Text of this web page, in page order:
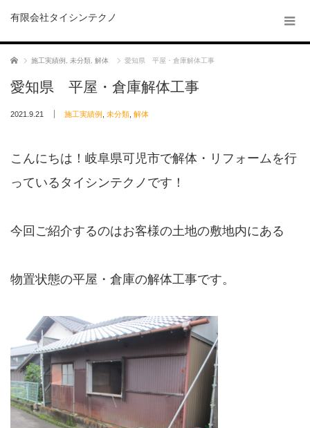
有限会社タイシンテクノ
ホーム 施工実績例 未分類 解体 愛知県 平屋・倉庫解体工事
愛知県 平屋・倉庫解体工事
2021.9.21 施工実績例 未分類 解体
こんにちは！岐阜県可児市で解体・リフォームを行
っているタイシンテクノです！
今回ご紹介するのはお客様の土地の敷地内にある
物置状態の平屋・倉庫の解体工事です。